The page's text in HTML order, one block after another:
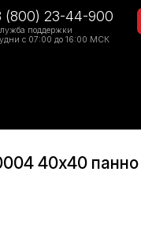
(800) 23-44-900
поддержки
с 07:00 до 16:00 МСК
40х40 панно